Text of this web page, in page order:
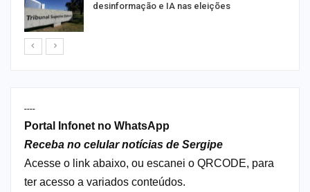
desinformação e IA nas eleições
----
Portal Infonet no WhatsApp
Receba no celular notícias de Sergipe
Acesse o link abaixo, ou escanei o QRCODE, para
ter acesso a variados conteúdos.